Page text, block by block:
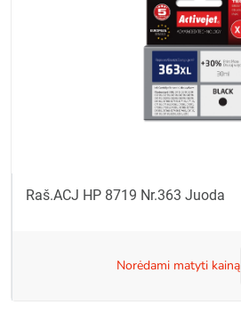
Raš.ACJ HP 8719 Nr.363 Juoda
norėdami matyti kainą